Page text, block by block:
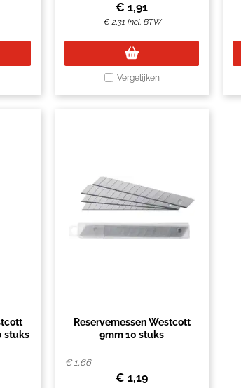
€ 1,91
€2,31 Incl. BTW
Vergelijken
stuks
Reservemessen Westcott
9mm 10 stuks
€1,66
€ 1,19